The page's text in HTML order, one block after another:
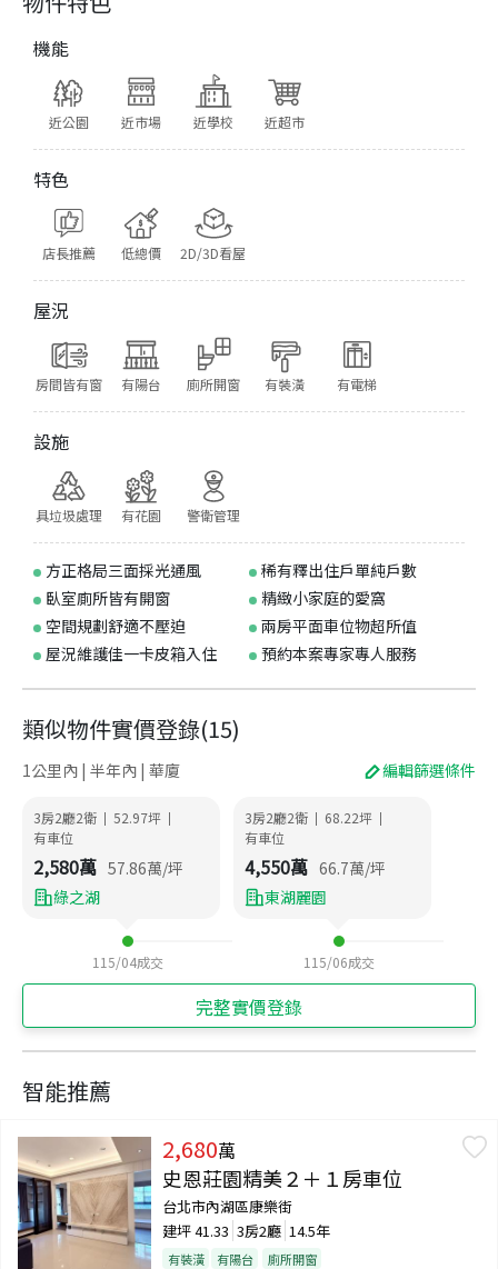
機能
近公園 近市場 近學校 近超市
特色
店長推薦 低總價 2D/3D看屋
屋況
房間皆有窗 有陽台 廁所開窗 有裝潢 有電梯
設施
具垃圾處理 有花園 警衛管理
方正格局三面採光通風
稀有釋出住戶單純戶數
臥室廁所皆有開窗
精緻小家庭的愛窩
空間規劃舒適不壓迫
兩房平面車位物超所值
屋況維護佳一卡皮箱入住
預約本案專家專人服務
類似物件實價登錄(15)
1公里內 | 半年內 | 華廈 編輯篩選條件
3房2廳2衛 | 52.97坪 |
有車位
2,580萬 57.86萬/坪
綠之湖
115/04成交
3房2廳2衛 | 68.22坪 |
有車位
4,550萬 66.7萬/坪
東湖麗園
115/06成交
完整實價登錄
智能推薦
2,680萬
史恩莊園精美２＋１房車位
台北市內湖區康樂街
建坪41.33 3房2廳 14.5年
有裝潢 有陽台 廁所開窗